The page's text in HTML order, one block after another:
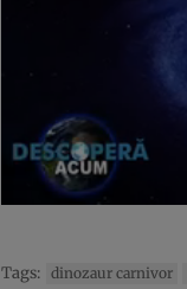
Tags: dinozaur carnivor